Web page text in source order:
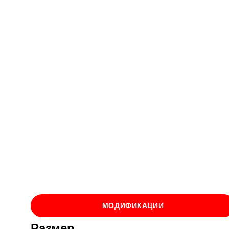
МОДИФИКАЦИИ